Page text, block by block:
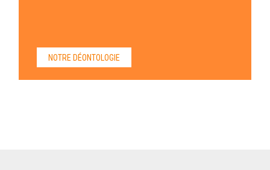
NOTRE DÉONTOLOGIE